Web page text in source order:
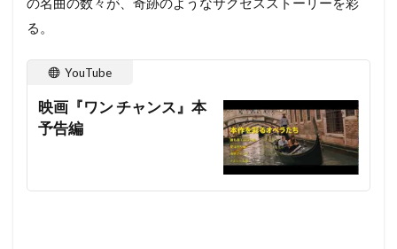
る。
YouTube
映画『ワン チャンス』本
予告編